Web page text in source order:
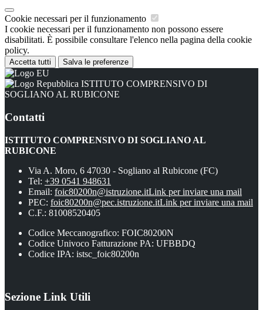
Cookie necessari per il funzionamento
I cookie necessari per il funzionamento non possono essere
disabilitati. È possibile consultare l'elenco nella pagina della cookie
policy.
Accetta tutti Salva le preferenze
ISTITUTO COMPRENSIVO DI
SOGLIANO AL RUBICONE
Contatti
ISTITUTO COMPRENSIVO DI SOGLIANO AL
RUBICONE
Via A. Moro, 6 47030 - Sogliano al Rubicone (FC)
Tel: +39 0541 948631
Email: foic80200n@istruzione.itLink per inviare una mail
PEC: foic80200n@pec.istruzione.itLink per inviare una mail
C.F.: 81008520405
Codice Meccanografico: FOIC80200N
Codice Univoco Fatturazione PA: UFBBDQ
Codice IPA: istsc_foic80200n
Sezione Link Utili